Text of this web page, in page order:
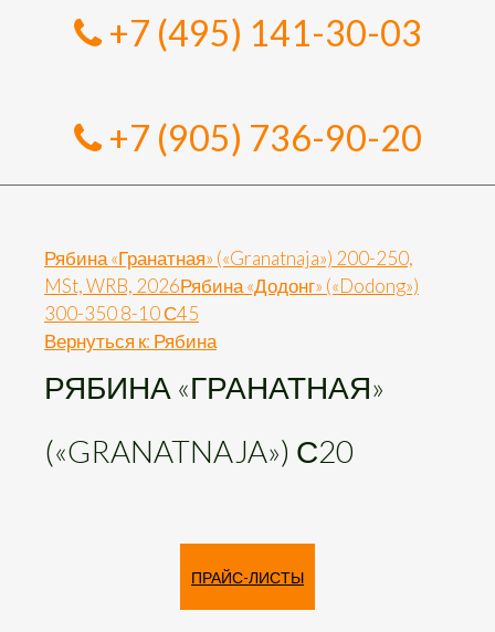
+7 (495) 141-30-03
+7 (905) 736-90-20
Рябина «Гранатная» («Granatnaja») 200-250,
MSt, WRB, 2026Рябина «Додонг» («Dodong»)
300-350 8-10 С45
Вернуться к: Рябина
РЯБИНА «ГРАНАТНАЯ»
(«GRANATNAJA») С20
ПРАЙС-ЛИСТЫ